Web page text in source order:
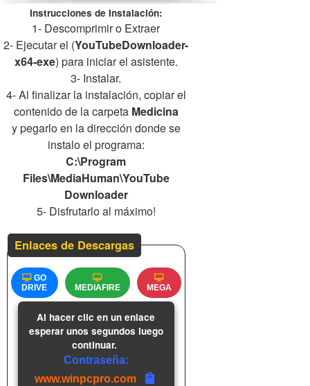
Instrucciones de Instalación:
1- Descomprimir o Extraer
2- Ejecutar el (YouTubeDownloader-
x64-exe) para iniciar el asistente.
3- Instalar.
4- Al finalizar la instalación, copiar el
contenido de la carpeta Medicina
y pegarlo en la dirección donde se
instalo el programa:
C:\Program
Files\MediaHuman\YouTube
Downloader
5- Disfrutarlo al máximo!
Enlaces de Descargas
GO
DRIVE
MEDIAFIRE MEGA
Al hacer clic en un enlace
esperar unos segundos luego
continuar.
Contraseña:
www.winpcpro.com